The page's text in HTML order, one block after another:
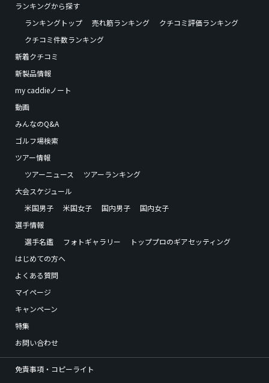
ランキングから探す
ランキングトップ
売れ筋ランキング
クチコミ評価ランキング
クチコミ件数ランキング
新着クチコミ
新製品情報
my caddieノート
動画
みんなのQ&A
ゴルフ場検索
ツアー情報
ツアーニュース
ツアーランキング
大会スケジュール
米国男子
米国女子 国内男子
国内女子
選手情報
選手名鑑
フォトギャラリー
トッププロのギアセッティング
はじめての方へ
よくある質問
マイページ
キャンペーン
特集
お問い合わせ
免責事項・コピーライト